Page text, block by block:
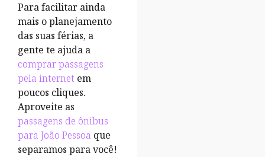
Para facilitar ainda
mais o planejamento
das suas férias, a
gente te ajuda a
comprar passagens
pela internet em
poucos cliques.
Aproveite as
passagens de ônibus
para João Pessoa que
separamos para você!